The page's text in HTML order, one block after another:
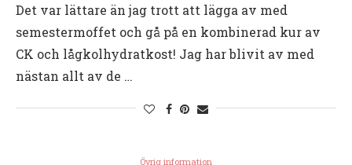
Det var lättare än jag trott att lägga av med
semestermoffet och gå på en kombinerad kur av
CK och lågkolhydratkost! Jag har blivit av med
nästan allt av de …
Övrig information